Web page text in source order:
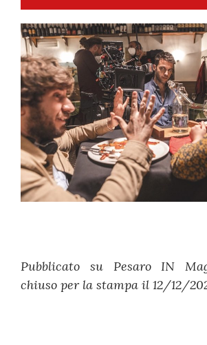
Pubblicato su Pesaro IN
chiuso per la stampa il 12/12/